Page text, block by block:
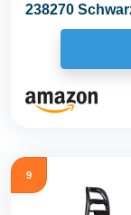
238270
9